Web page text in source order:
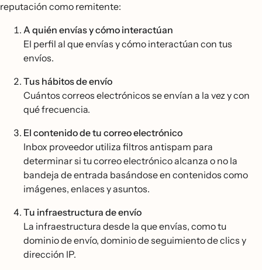
reputación como remitente:
A quién envías y cómo interactúan
El perfil al que envías y cómo interactúan con tus
envíos.
Tus hábitos de envío
Cuántos correos electrónicos se envían a la vez y con
qué frecuencia.
El contenido de tu correo electrónico
Inbox proveedor utiliza filtros antispam para
determinar si tu correo electrónico alcanza o no la
bandeja de entrada basándose en contenidos como
imágenes, enlaces y asuntos.
Tu infraestructura de envío
La infraestructura desde la que envías, como tu
dominio de envío, dominio de seguimiento de clics y
dirección IP.